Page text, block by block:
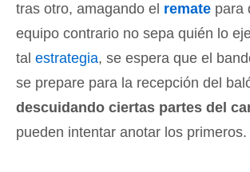
tras otro, amagando el remate para
equipo contrario no sepa quién lo
tal estrategia, se espera que el
se prepare para la recepción del
descuidando ciertas partes del
pueden intentar anotar los primeros.